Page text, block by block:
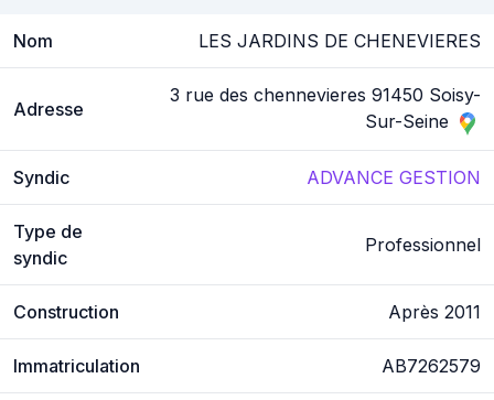
Nom LES JARDINS DE CHENEVIERES
Adresse
3 rue des chennevieres 91450 Soisy-
Sur-Seine
Syndic ADVANCE GESTION
Type de
syndic
Professionnel
Construction Après 2011
Immatriculation AB7262579